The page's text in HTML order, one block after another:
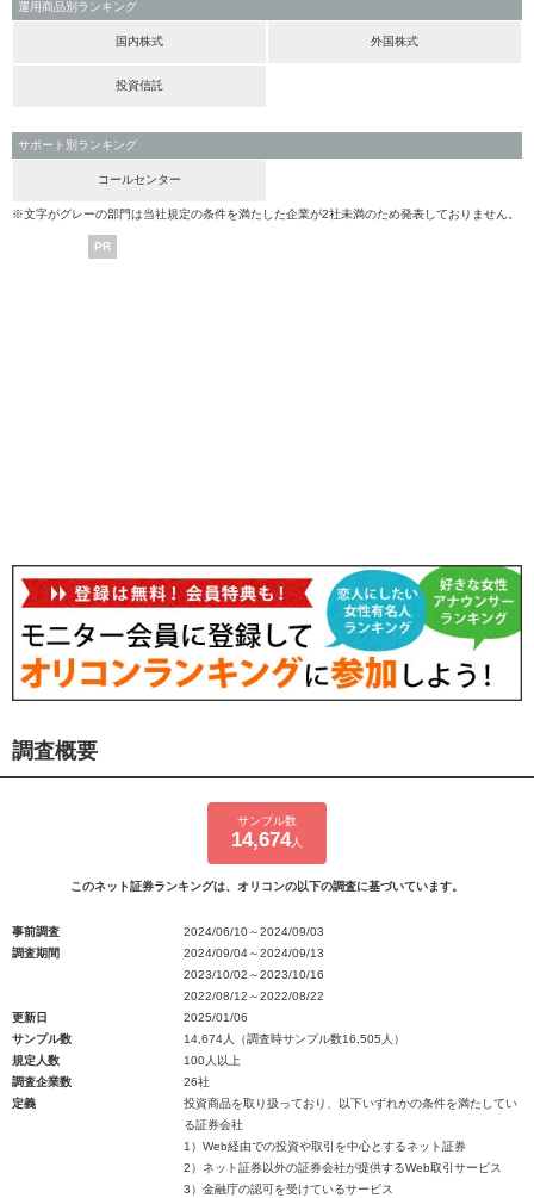
運用商品別ランキング
国内株式 外国株式
投資信託
サポート別ランキング
コールセンター
※文字がグレーの部門は当社規定の条件を満たした企業が2社未満のため発表しておりません。
PR
調査概要
サンプル数
14,674人
このネット証券ランキングは、オリコンの以下の調査に基づいています。
事前調査
2024/06/10～2024/09/03
調査期間
2024/09/04～2024/09/13
2023/10/02～2023/10/16
2022/08/12～2022/08/22
更新日
2025/01/06
サンプル数
14,674人（調査時サンプル数16,505人）
規定人数
100人以上
調査企業数
26社
定義
投資商品を取り扱っており、以下いずれかの条件を満たしてい
る証券会社
1）Web経由での投資や取引を中心とするネット証券
2）ネット証券以外の証券会社が提供するWeb取引サービス
3）金融庁の認可を受けているサービス